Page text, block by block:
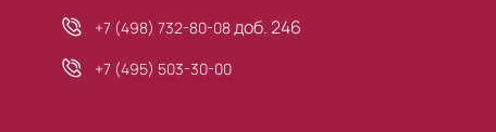
+7 (498) 732-80-08 доб. 246
+7 (495) 503-30-00